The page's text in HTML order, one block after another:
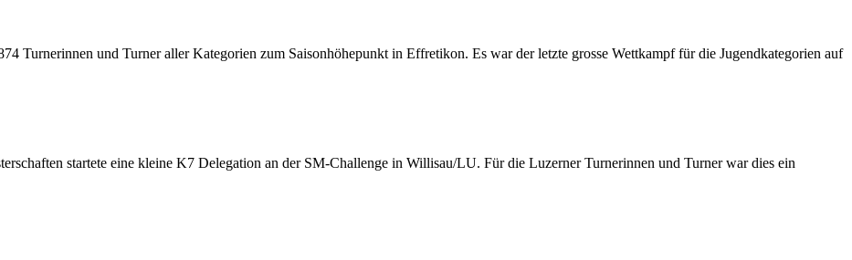
Turnerinnen und Turner aller Kategorien zum Saisonhöhepunkt in Effretikon. Es war der letzte grosse Wettkampf für die Jugendkategorien auf
startete eine kleine K7 Delegation an der SM-Challenge in Willisau/LU. Für die Luzerner Turnerinnen und Turner war dies ein